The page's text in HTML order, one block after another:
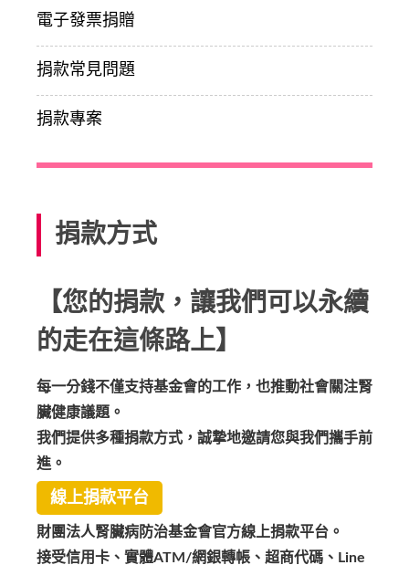
電子發票捐贈
捐款常見問題
捐款專案
捐款方式
【您的捐款，讓我們可以永續
的走在這條路上】
每一分錢不僅支持基金會的工作，也推動社會關注腎
臟健康議題。
我們提供多種捐款方式，誠摯地邀請您與我們攜手前
進。
線上捐款平台
財團法人腎臟病防治基金會官方線上捐款平台。
接受信用卡、實體ATM/網銀轉帳、超商代碼、Line